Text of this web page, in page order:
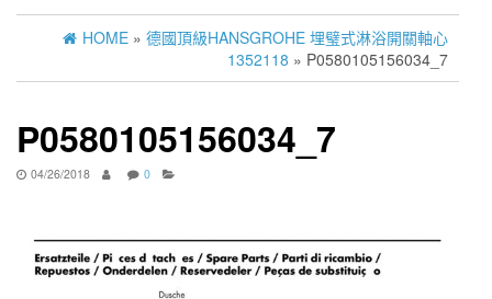
HOME » 德國頂級HANSGROHE 埋璧式淋浴開關軸心
1352118 » P0580105156034_7
P0580105156034_7
04/26/2018 0